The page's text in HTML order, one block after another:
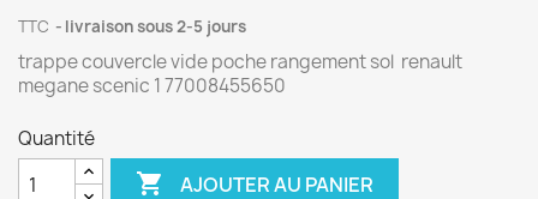
TTC livraison sous 2-5 jours
trappe couvercle vide poche rangement sol renault
megane scenic 1 77008455650
Quantité
 AJOUTER AU PANIER